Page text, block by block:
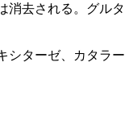
去される。グル
ターゼ、カタラ